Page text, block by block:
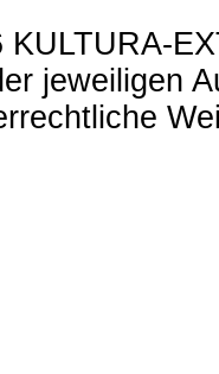
jeweiligen